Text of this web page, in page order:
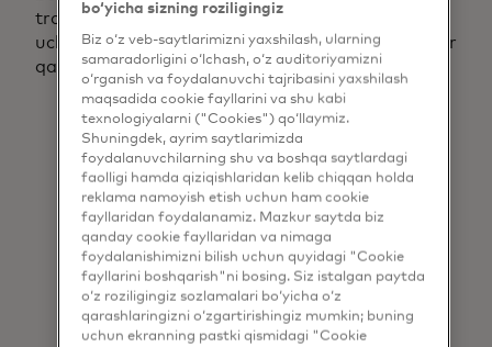
tranzaksiyalarni tasdiqlovchi kriptogramma
uchun magnit chiziq yoki chipni o'qiydi. Mana ular
qanday ishlaydi:
O'rnatish va ma'lumotlarni yozib olish:
Tashqi skamming qurilmalari karta uyasi
yoki magnitli surish o'quvchi yaqinidagi
bankomatlarga ko'rinmas holda yopishadi,
almashtiriladigan panel qoplamalari yoki
igna teshikli kameralar esa mijozning PIN-
kodini yozib oladi. Ichki tomondan, gaz
nasoslari va POS tizimlari to'lov
ma'lumotlarini oladigan soxta karta
o'quvchilarini yashiradi.
bo‘yicha sizning roziligingiz
Biz o‘z veb-saytlarimizni yaxshilash, ularning
samaradorligini o‘lchash, o‘z auditoriyamizni
o‘rganish va foydalanuvchi tajribasini yaxshilash
maqsadida cookie fayllarini va shu kabi
texnologiyalarni ("Cookies") qo‘llaymiz.
Shuningdek, ayrim saytlarimizda
foydalanuvchilarning shu va boshqa saytlardagi
faolligi hamda qiziqishlaridan kelib chiqqan holda
reklama namoyish etish uchun ham cookie
fayllaridan foydalanamiz. Mazkur saytda biz
qanday cookie fayllaridan va nimaga
foydalanishimizni bilish uchun quyidagi "Cookie
fayllarini boshqarish"ni bosing. Siz istalgan paytda
o‘z roziligingiz sozlamalari bo‘yicha o‘z
qarashlaringizni o‘zgartirishingiz mumkin; buning
uchun ekranning pastki qismidagi "Cookie